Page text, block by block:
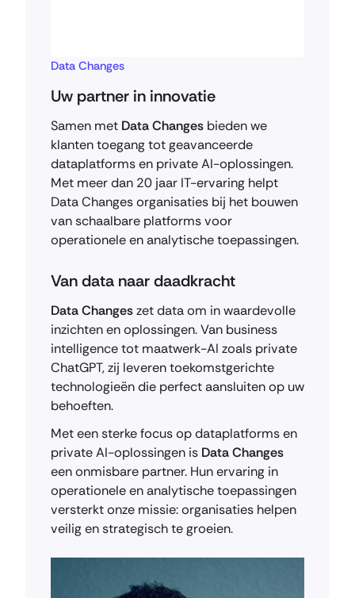
Data Changes
Uw partner in innovatie
Samen met Data Changes bieden we
klanten toegang tot geavanceerde
dataplatforms en private AI-oplossingen.
Met meer dan 20 jaar IT-ervaring helpt
Data Changes organisaties bij het bouwen
van schaalbare platforms voor
operationele en analytische toepassingen.
Van data naar daadkracht
Data Changeszet data om in waardevolle
inzichten en oplossingen. Van business
intelligence tot maatwerk-AI zoals private
ChatGPT, zij leveren toekomstgerichte
technologieën die perfect aansluiten op uw
behoeften.
Met een sterke focus op dataplatforms en
private AI-oplossingen is Data Changes
een onmisbare partner. Hun ervaring in
operationele en analytische toepassingen
versterkt onze missie: organisaties helpen
veilig en strategisch te groeien.